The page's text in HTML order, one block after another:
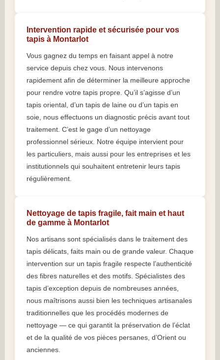
Intervention rapide et sécurisée pour vos
tapis à Montarlot
Vous gagnez du temps en faisant appel à notre
service depuis chez vous. Nous intervenons
rapidement afin de déterminer la meilleure approche
pour rendre votre tapis propre. Qu’il s’agisse d’un
tapis oriental, d’un tapis de laine ou d’un tapis en
soie, nous effectuons un diagnostic précis avant tout
traitement. C’est le gage d’un nettoyage
professionnel sérieux. Notre équipe intervient pour
les particuliers, mais aussi pour les entreprises et les
institutionnels qui souhaitent entretenir leurs tapis
régulièrement.
Nettoyage de tapis fragile, fait main et haut
de gamme à Montarlot
Nos artisans sont spécialisés dans le traitement des
tapis délicats, faits main ou de grande valeur. Chaque
intervention sur un tapis fragile respecte l’authenticité
des fibres naturelles et des motifs. Spécialistes des
tapis d’exception depuis de nombreuses années,
nous maîtrisons aussi bien les techniques artisanales
traditionnelles que les procédés modernes de
nettoyage — ce qui garantit la préservation de l’éclat
et de la qualité de vos pièces persanes, d’Orient ou
anciennes.